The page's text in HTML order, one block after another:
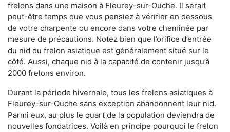
frelons dans une maison à Fleurey-sur-Ouche. Il serait
peut-être temps que vous pensiez à vérifier en dessous
de votre charpente ou encore dans votre cheminée par
mesure de précautions. Notez bien que l’orifice d’entrée
du nid du frelon asiatique est généralement situé sur le
côté. Aussi, chaque nid à la capacité de contenir jusqu’à
2000 frelons environ.
Durant la période hivernale, tous les frelons asiatiques à
Fleurey-sur-Ouche sans exception abandonnent leur nid.
Parmi eux, au plus le quart de la population deviendra de
nouvelles fondatrices. Voilà en principe pourquoi le frelon